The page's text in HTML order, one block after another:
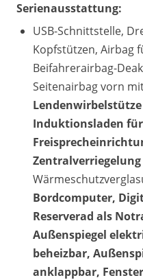
Serienausstattung:
USB-Schnittstelle,
Kopfstützen, Airbag
Beifahrerairbag-
Seitenairbag vorn
Induktionsladen
Bordcomputer,
Reserverad als
Außenspiegel
beheizbar,
anklappbar,